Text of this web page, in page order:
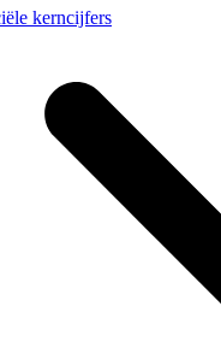
kerncijfers